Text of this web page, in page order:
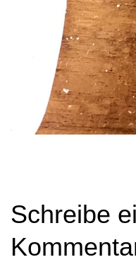
Schreibe